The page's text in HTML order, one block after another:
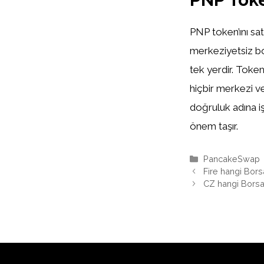
PNP token’ını
merkeziyetsiz
tek yerdir.
hiçbir merkezi
doğruluk adına
önem taşır.
Kategoriler
PancakeSwap
Fire hangi
CZ hangi